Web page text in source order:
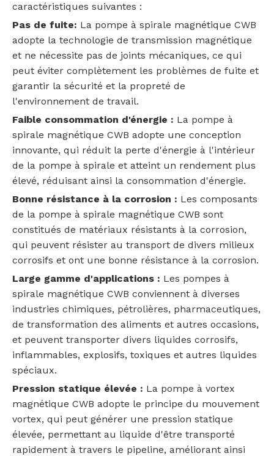
caractéristiques suivantes :
Pas de fuite: La pompe à spirale magnétique CWB
adopte la technologie de transmission magnétique
et ne nécessite pas de joints mécaniques, ce qui
peut éviter complètement les problèmes de fuite et
garantir la sécurité et la propreté de
l'environnement de travail.
Faible consommation d'énergie : La pompe à
spirale magnétique CWB adopte une conception
innovante, qui réduit la perte d'énergie à l'intérieur
de la pompe à spirale et atteint un rendement plus
élevé, réduisant ainsi la consommation d'énergie.
Bonne résistance à la corrosion : Les composants
de la pompe à spirale magnétique CWB sont
constitués de matériaux résistants à la corrosion,
qui peuvent résister au transport de divers milieux
corrosifs et ont une bonne résistance à la corrosion.
Large gamme d'applications : Les pompes à
spirale magnétique CWB conviennent à diverses
industries chimiques, pétrolières, pharmaceutiques,
de transformation des aliments et autres occasions,
et peuvent transporter divers liquides corrosifs,
inflammables, explosifs, toxiques et autres liquides
spéciaux.
Pression statique élevée : La pompe à vortex
magnétique CWB adopte le principe du mouvement
vortex, qui peut générer une pression statique
élevée, permettant au liquide d'être transporté
rapidement à travers le pipeline, améliorant ainsi